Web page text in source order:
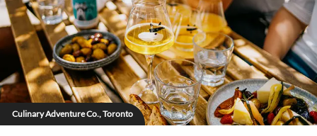
Culinary Adventure Co., Toronto